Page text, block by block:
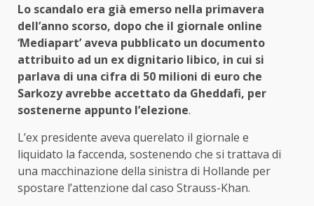
Lo scandalo era già emerso nella primavera
dell’anno scorso, dopo che il giornale online
‘Mediapart’ aveva pubblicato un documento
attribuito ad un ex dignitario libico, in cui si
parlava di una cifra di 50 milioni di euro che
Sarkozy avrebbe accettato da Gheddafi, per
sostenerne appunto l’elezione.
L’ex presidente aveva querelato il giornale e
liquidato la faccenda, sostenendo che si trattava di
una macchinazione della sinistra di Hollande per
spostare l’attenzione dal caso Strauss-Khan.